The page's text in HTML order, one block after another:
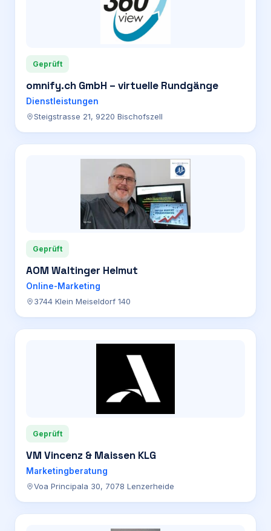
Geprüft
omnify.ch GmbH – virtuelle Rundgänge
Dienstleistungen
Steigstrasse 21, 9220 Bischofszell
Geprüft
AOM Waltinger Helmut
Online-Marketing
3744 Klein Meiseldorf 140
Geprüft
VM Vincenz & Maissen KLG
Marketingberatung
Voa Principala 30, 7078 Lenzerheide